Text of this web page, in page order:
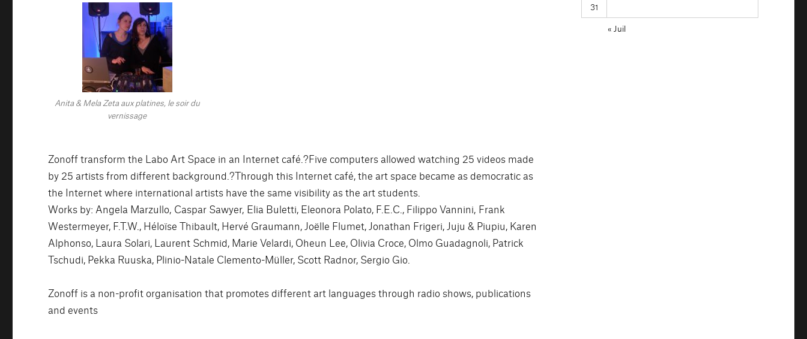
Anita & Mela Zeta aux platines, le soir du
vernissage
Zonoff transform the Labo Art Space in an Internet café.?Five computers allowed watching 25 videos made
by 25 artists from different background.?Through this Internet café, the art space became as democratic as
the Internet where international artists have the same visibility as the art students.
Works by: Angela Marzullo, Caspar Sawyer, Elia Buletti, Eleonora Polato, F.E.C., Filippo Vannini, Frank
Westermeyer, F.T.W., Héloïse Thibault, Hervé Graumann, Joëlle Flumet, Jonathan Frigeri, Juju & Piupiu, Karen
Alphonso, Laura Solari, Laurent Schmid, Marie Velardi, Oheun Lee, Olivia Croce, Olmo Guadagnoli, Patrick
Tschudi, Pekka Ruuska, Plinio-Natale Clemento-Müller, Scott Radnor, Sergio Gio.
Zonoff is a non-profit organisation that promotes different art languages through radio shows, publications
and events
31
« Juil